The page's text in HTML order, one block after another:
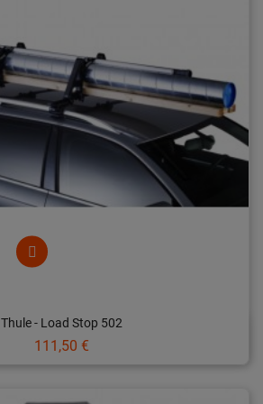
Thule - Load Stop 502
Prix
111,50 €